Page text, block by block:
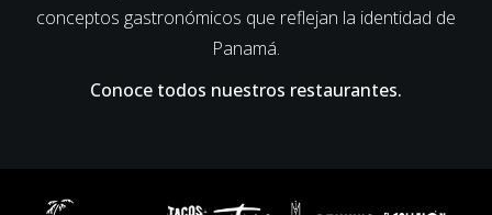
conceptos gastronómicos que reflejan la identidad de
Panamá.
Conoce todos nuestros restaurantes.